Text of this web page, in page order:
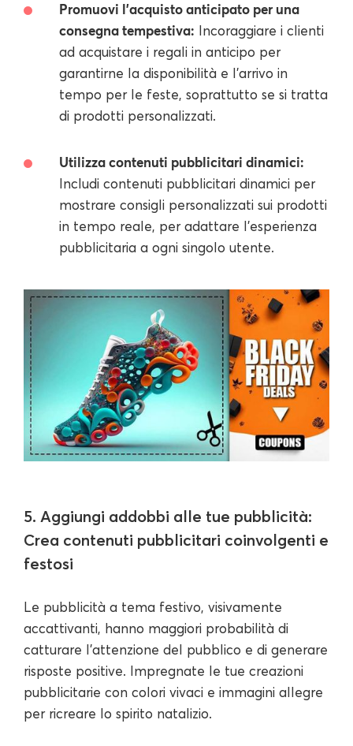
Promuovi l'acquisto anticipato per una
consegna tempestiva: Incoraggiare i clienti
ad acquistare i regali in anticipo per
garantirne la disponibilità e l'arrivo in
tempo per le feste, soprattutto se si tratta
di prodotti personalizzati.
Utilizza contenuti pubblicitari dinamici:
Includi contenuti pubblicitari dinamici per
mostrare consigli personalizzati sui prodotti
in tempo reale, per adattare l'esperienza
pubblicitaria a ogni singolo utente.
5. Aggiungi addobbi alle tue pubblicità:
Crea contenuti pubblicitari coinvolgenti e
festosi
Le pubblicità a tema festivo, visivamente
accattivanti, hanno maggiori probabilità di
catturare l'attenzione del pubblico e di generare
risposte positive. Impregnate le tue creazioni
pubblicitarie con colori vivaci e immagini allegre
per ricreare lo spirito natalizio.